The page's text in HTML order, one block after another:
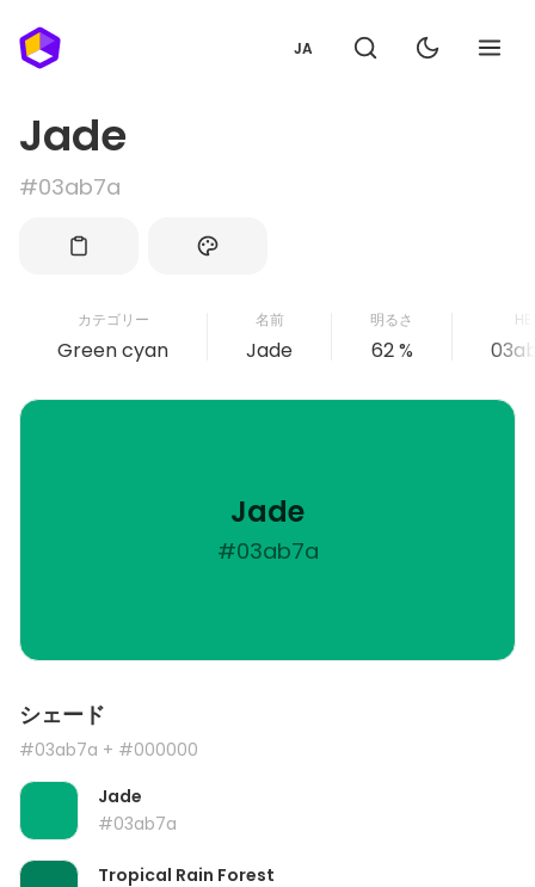
JA
Jade
#03ab7a
カテゴリー
Green cyan
名前
Jade
明るさ
62 %
Jade
#03ab7a
シェード
#03ab7a + #000000
Jade
#03ab7a
Tropical Rain Forest